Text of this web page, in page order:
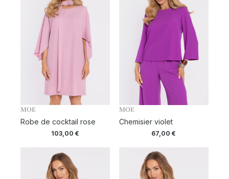
MOE
Robe de cocktail rose
103,00€
MOE
Chemisier violet
67,00€